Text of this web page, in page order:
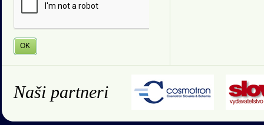
Naši partneri